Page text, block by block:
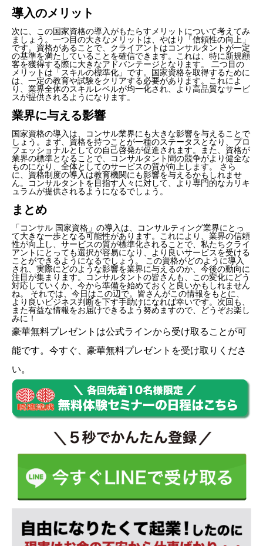
導入のメリット
次に、この国家資格の導入がもたらすメリットについて考えてみ
ましょう。一つ目の大きなメリットは、やはり「信頼性の向上」
です。資格があることで、クライアントはコンサルタントが一定
の基準を満たしていることを確信できます。これは、特に新規顧
客を獲得する際に大きなアドバンテージとなります。 二つ目の
メリットは「スキルの標準化」です。国家資格を取得するために
は、一定の教育や試験をクリアする必要があります。これによ
り、業界全体のスキルレベルが均一化され、より高品質なサービ
スが提供されるようになります。
業界に与える影響
国家資格の導入は、コンサル業界にも大きな影響を与えることで
しょう。まず、資格を持つことが一種のステータスとなり、プロ
フェッショナルとしての自己啓発が促進されます。また、資格が
業界の標準となることで、コンサルタント間の競争がより健全な
ものになり、全体としてのサービスの質が向上します。 さら
に、資格制度の導入は教育機関にも影響を与えるかもしれませ
ん。コンサルタントを目指す人々に対して、より専門的なカリキ
ュラムが提供されるようになるでしょう。
まとめ
「コンサル 国家資格」の導入は、コンサルティング業界にとっ
て大きな一歩となる可能性があります。これにより、業界の信頼
性が向上し、サービスの質が標準化されることで、私たちクライ
アントにとっても選択が容易になり、より良いサービスを受ける
ことができるようになるでしょう。 この資格がどのように導入
され、実際にどのような影響を業界に与えるのか、今後の動向に
注目が集まります。コンサルタントの皆さんも、この変化にどう
対応していくか、今から準備を始めておくと良いかもしれません
ね。 それでは、今日はこの辺で。皆さんがこの情報をもとに、
より良いビジネス判断を下す手助けになれば幸いです。次回も、
また有益な情報をお届けできるよう努めますので、どうぞお楽し
みに！
豪華無料プレゼントは公式ラインから受け取ることが可
能です。今すぐ、豪華無料プレゼントを受け取りくださ
い。